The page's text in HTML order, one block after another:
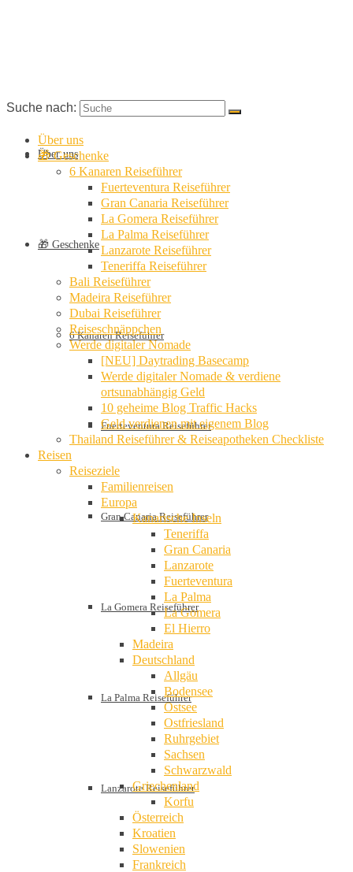
Über uns
🎁 Geschenke
6 Kanaren Reiseführer
Fuerteventura Reiseführer
Gran Canaria Reiseführer
La Gomera Reiseführer
La Palma Reiseführer
Lanzarote Reiseführer
Suche nach:
Über uns
🎁 Geschenke
6 Kanaren Reiseführer
Fuerteventura Reiseführer
Gran Canaria Reiseführer
La Gomera Reiseführer
La Palma Reiseführer
Lanzarote Reiseführer
Teneriffa Reiseführer
Bali Reiseführer
Madeira Reiseführer
Dubai Reiseführer
Reiseschnäppchen
Werde digitaler Nomade
[NEU] Daytrading Basecamp
Werde digitaler Nomade & verdiene
ortsunabhängig Geld
10 geheime Blog Traffic Hacks
Geld verdienen mit eigenem Blog
Thailand Reiseführer & Reiseapotheken Checkliste
Reisen
Reiseziele
Familienreisen
Europa
Kanarische Inseln
Teneriffa
Gran Canaria
Lanzarote
Fuerteventura
La Palma
La Gomera
El Hierro
Madeira
Deutschland
Allgäu
Bodensee
Ostsee
Ostfriesland
Ruhrgebiet
Sachsen
Schwarzwald
Griechenland
Korfu
Österreich
Kroatien
Slowenien
Frankreich